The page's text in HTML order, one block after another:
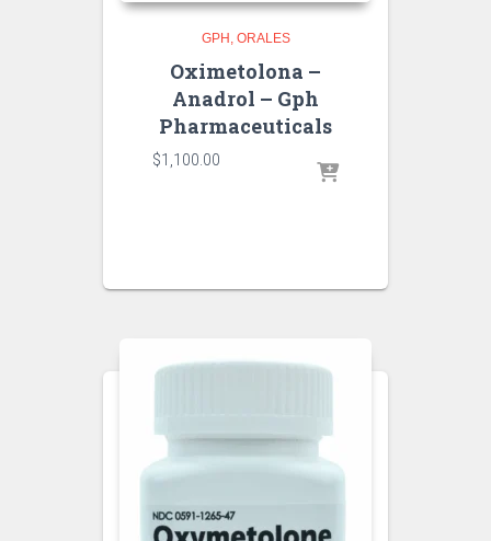
GPH ORALES
Oximetolona –
Anadrol – Gph
Pharmaceuticals
$1,100.00